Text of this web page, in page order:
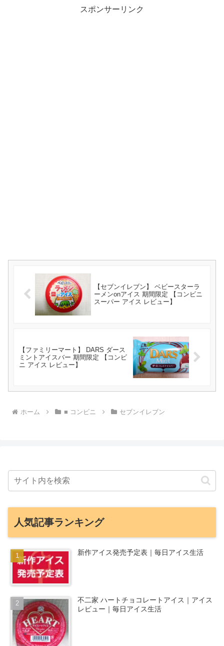
スポンサーリンク
【セブンイレブン】 ベビースターラ
ーメンonアイス 期間限定 【コンビニ
スーパー アイス レビュー】
【ファミリーマート】 DARS ダース
ミントアイスバー 期間限定 【コンビ
ニ アイス レビュー】
ホーム ■ コンビニ セブンイレブン
人気記事ランキング
新作アイス発売予定表｜毎日アイス生活
不二家 ハートチョコレートアイス｜アイス
レビュー｜毎日アイス生活